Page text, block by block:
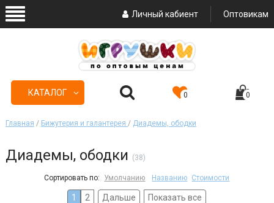
Личный кабиент Оптовикам
КАТАЛОГ 0 0
Главная / Бижутерия и галантерея / Диадемы, ободки
Диадемы, ободки (38)
Сортировать по: Умолчанию Названию Стоимости
1 2 Дальше Показать все